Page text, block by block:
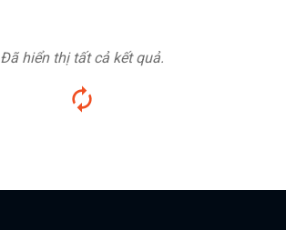
Đã hiển thị tất cả kết quả.